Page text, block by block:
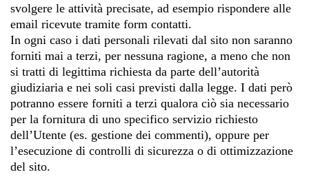
svolgere le attività precisate, ad esempio rispondere alle
email ricevute tramite form contatti.
In ogni caso i dati personali rilevati dal sito non saranno
forniti mai a terzi, per nessuna ragione, a meno che non
si tratti di legittima richiesta da parte dell’autorità
giudiziaria e nei soli casi previsti dalla legge. I dati però
potranno essere forniti a terzi qualora ciò sia necessario
per la fornitura di uno specifico servizio richiesto
dell’Utente (es. gestione dei commenti), oppure per
l’esecuzione di controlli di sicurezza o di ottimizzazione
del sito.